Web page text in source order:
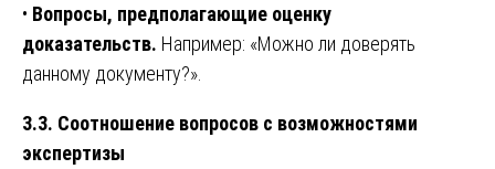
• Вопросы, предполагающие оценку
доказательств. Например: «Можно ли доверять
данному документу?».
3.3. Соотношение вопросов с возможностями
экспертизы